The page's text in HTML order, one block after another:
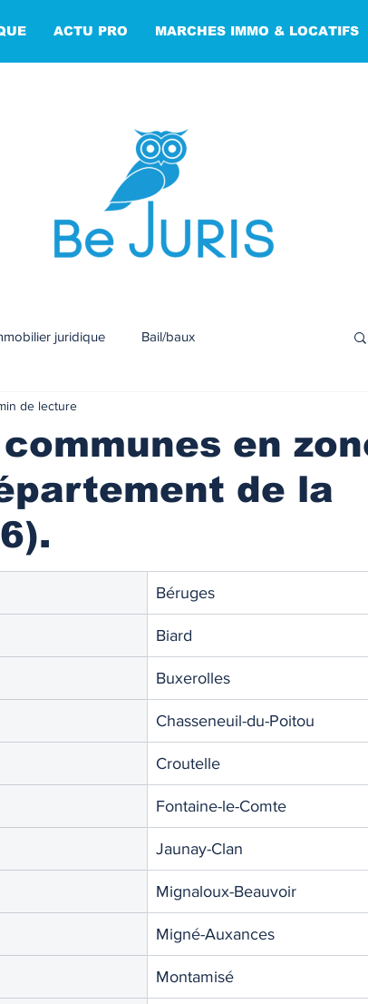
ACTU PRO MARCHES IMMO & LOCATIFS
juridique Bail/baux
MARCHES IMMOBILIES & LOCATIFS
Immobilier neuf Marchés locatifs
Fiscalité de l'investissement
Les taux des prêts immobiliers
Compte courant d'associés
en
de la
de lecture
Béruges
Biard
Buxerolles
Chasseneuil-du-Poitou
Croutelle
Fontaine-le-Comte
Jaunay-Clan
Mignaloux-Beauvoir
Migné-Auxances
Montamisé